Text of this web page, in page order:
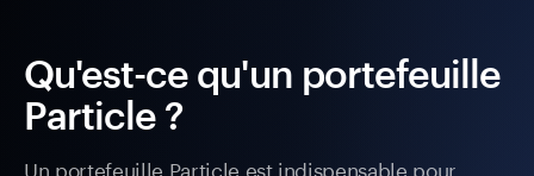
Qu'est-ce qu'un portefeuille
Particle ?
Un portefeuille Particle est indispensable pour